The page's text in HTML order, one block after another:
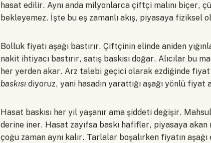
hasat edilir. Aynı anda milyonlarca çiftçi malını biçer,
bekleyemez. İşte bu eş zamanlı akış, piyasaya
Bolluk fiyatı aşağı bastırır. Çiftçinin elinde aniden
nakit ihtiyacı bastırır, satış baskısı doğar. Alıcılar bu
her yerden akar. Arz talebi geçici olarak ezdiğinde fiyat
baskısı diyoruz, yani hasadın yarattığı aşağı yönlü fiyat
Hasat baskısı her yıl yaşanır ama şiddeti değişir.
derine iner. Hasat zayıfsa baskı hafifler, piyasaya akan
çoğu zaman aynı kalır. Tarlalar boşalırken fiyatın aşağı